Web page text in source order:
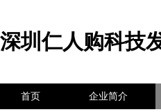
深圳仁人购科技
首页 企业简介